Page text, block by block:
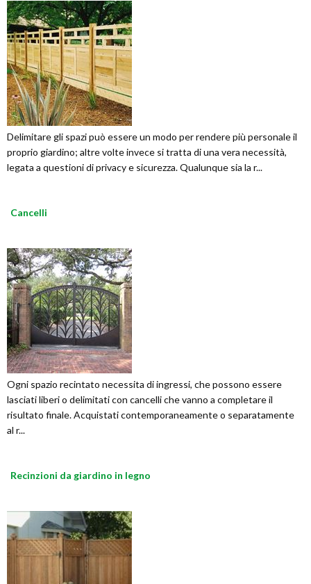
Delimitare gli spazi può essere un modo per rendere più personale il
proprio giardino; altre volte invece si tratta di una vera necessità,
legata a questioni di privacy e sicurezza. Qualunque sia la r...
Cancelli
Ogni spazio recintato necessita di ingressi, che possono essere
lasciati liberi o delimitati con cancelli che vanno a completare il
risultato finale. Acquistati contemporaneamente o separatamente
al r...
Recinzioni da giardino in legno